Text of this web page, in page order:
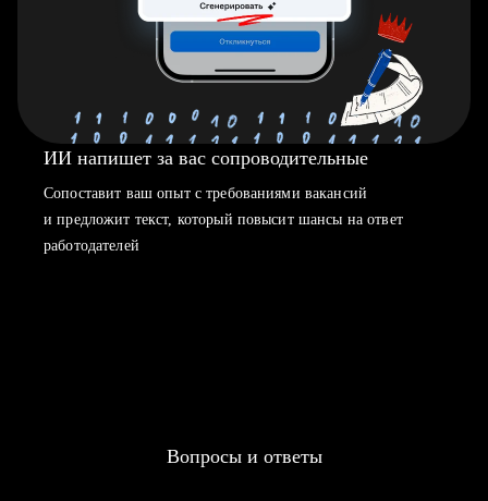
ИИ напишет за вас сопроводительные
Сопоставит ваш опыт с требованиями вакансий
и предложит текст, который повысит шансы на ответ
работодателей
Вопросы и ответы